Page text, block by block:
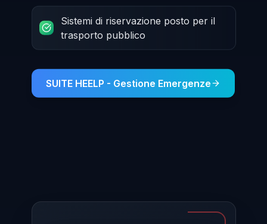
Sistemi di riservazione posto per il
trasporto pubblico
SUITE HEELP - Gestione Emergenze